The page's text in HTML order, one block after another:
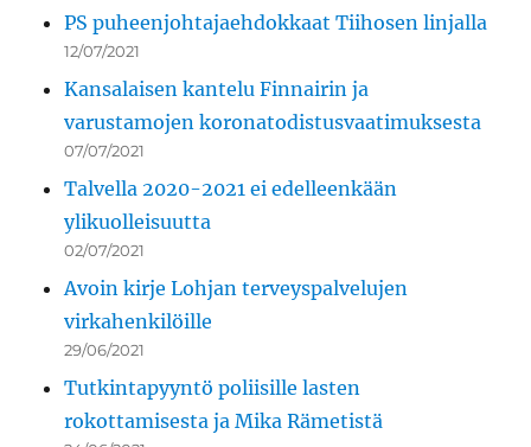
PS puheenjohtajaehdokkaat Tiihosen linjalla
12/07/2021
Kansalaisen kantelu Finnairin ja
varustamojen koronatodistusvaatimuksesta
07/07/2021
Talvella 2020-2021 ei edelleenkään
ylikuolleisuutta
02/07/2021
Avoin kirje Lohjan terveyspalvelujen
virkahenkilöille
29/06/2021
Tutkintapyyntö poliisille lasten
rokottamisesta ja Mika Rämetistä